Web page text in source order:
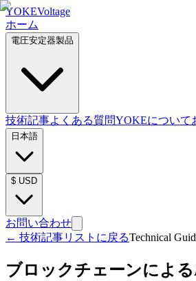
YOKEVoltage
ホーム
電圧安定器製品
技術記事よくある質問YOKEについて
日本語
$ USD
お問い合わせ
← 技術記事リストに戻るTechnical
ブロックチェーンによ